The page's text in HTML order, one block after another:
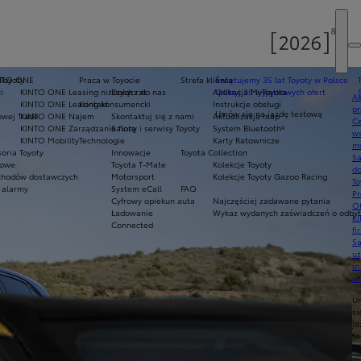
Świętujemy 35 lat Toyoty w Polsce
Odkryj 35 wyjątkowych ofert
Umów się na jazdę testową
Praca w Toyocie
Dołącz do nas
Kontakt
Skontaktuj się z nami
Salony i serwisy Toyoty
Technologie
Innowacje
Toyota T-Mate
Motorsport
System eCall
Cyfrowy opiekun auta
Ładowanie
Connected
ONE
KINTO ONE Leasing niższych rat
KINTO ONE Leasing konsumencki
KINTO ONE Najem
KINTO ONE Zarządzanie flotą
KINTO Mobility
Trade
Toyoty
dostawczych
Strefa klienta
Aplikacja MyToyota
Instrukcje obsługi
Aktualizacja map
System Bluetooth®
Karty Ratownicze
Toyota Collection
Kolekcje Toyoty
Kolekcje Toyoty Gazoo Racing
FAQ
Najczęściej zadawane pytania
Wykaz wydanych zaświadczeń o